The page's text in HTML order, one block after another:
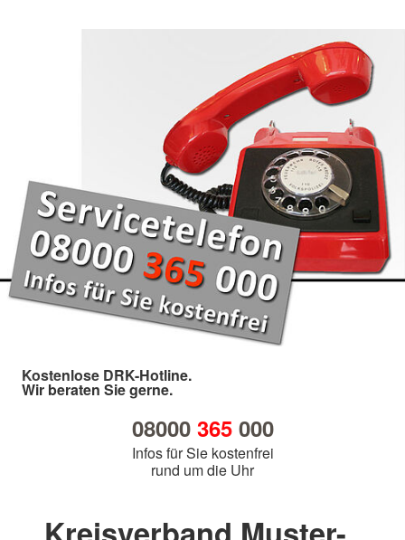
Kostenlose DRK-Hotline.
Wir beraten Sie gerne.
08000 365000
Infos für Sie kostenfrei
rund um die Uhr